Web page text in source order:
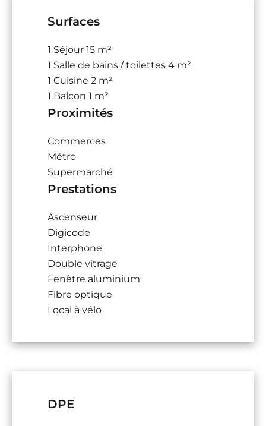
Surfaces
1 Séjour 15 m²
1 Salle de bains / toilettes 4 m²
1 Cuisine 2 m²
1 Balcon 1 m²
Proximités
Commerces
Métro
Supermarché
Prestations
Ascenseur
Digicode
Interphone
Double vitrage
Fenêtre aluminium
Fibre optique
Local à vélo
DPE